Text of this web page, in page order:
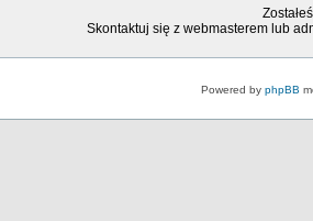
Skontaktuj się z webmasterem lub
Powered by phpBB